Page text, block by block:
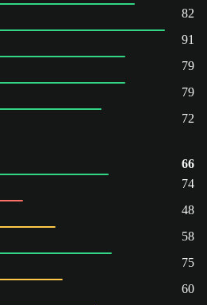
82
91
79
79
72
66
74
48
58
75
60